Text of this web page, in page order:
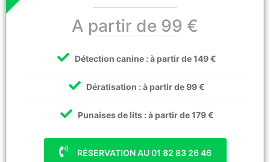
A partir de 99 €
Détection canine : à partir de 149 €
Dératisation : à partir de 99 €
Punaises de lits : à partir de 179 €
RÉSERVATION AU 01 82 83 26 46